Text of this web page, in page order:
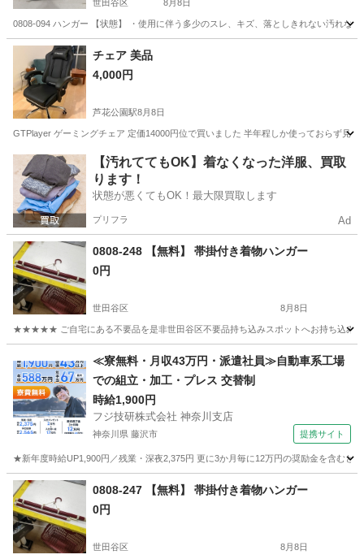
世田谷区 8月8日
0808-094 ハンガー 【状態】 ・使用に伴う多少のスレ、キズ、落としきれない汚れ
東京 世田谷区 収納家具
チェア 美品
4,000円
芦花公園駅8月8日
GTPlayer ゲーミングチェア 定価14000円位で買いました 半年程しか使っておらず見
東京 世田谷区 芦花公園駅 椅子
【汚れててもOK】着なくなった洋服、買取
ります！
状態が悪くてもOK！最大限買取します
プリフラ Ad
0808-248 【無料】 帯掛付き着物ハンガー
0円
世田谷区 8月8日
★★★★★ ご自宅にある不要品を是非世田谷区不要品持ち込みスポットへお持ち込みし
収納家具 スポット
≪寮無料・月収43万円・派遣社員≫自動車系工場
での組立・加工・プレス 交替制
時給1,900円
フジ技研株式会社 神奈川支店
神奈川県 藤沢市 提携サイト
★新年度時給UP1,900円／残業・深夜2,375円 更に3か月毎に12万円の奨励金を含む
神奈川 藤沢市 0808-247 【無料】 帯掛付き着物ハンガー
0円
世田谷区 8月8日